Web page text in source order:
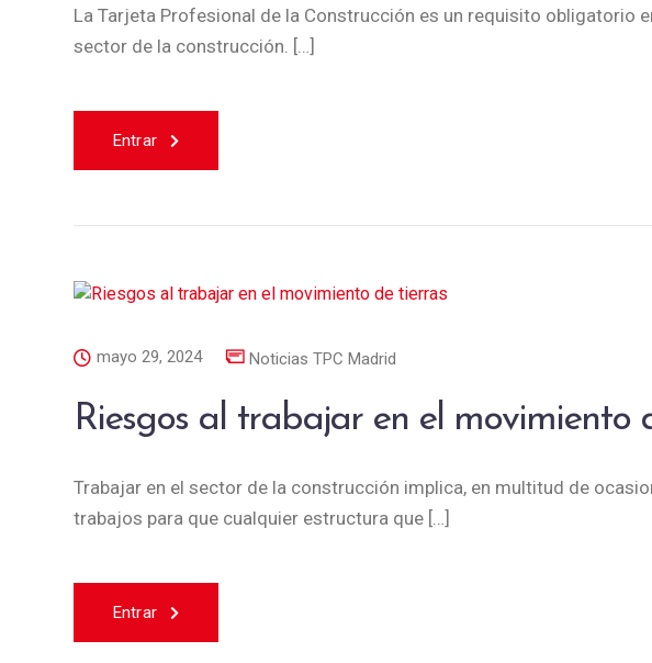
La Tarjeta Profesional de la Construcción es un requisito obligatorio
sector de la construcción. […]
Entrar
mayo 29, 2024 Noticias TPC Madrid
Riesgos al trabajar en el movimiento
Trabajar en el sector de la construcción implica, en multitud de
trabajos para que cualquier estructura que […]
Entrar